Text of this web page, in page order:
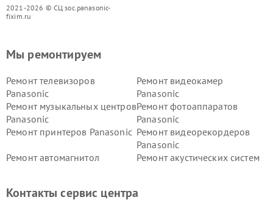
2021-2026 © СЦ soc.panasonic-
fixim.ru
Мы ремонтируем
Ремонт телевизоров
Panasonic
Ремонт видеокамер
Panasonic
Ремонт музыкальных центров
Panasonic
Ремонт фотоаппаратов
Panasonic
Ремонт принтеров Panasonic Ремонт видеорекордеров
Panasonic
Ремонт автомагнитол
Ремонт акустических систем
панелей Panasonic
Контакты сервис центра